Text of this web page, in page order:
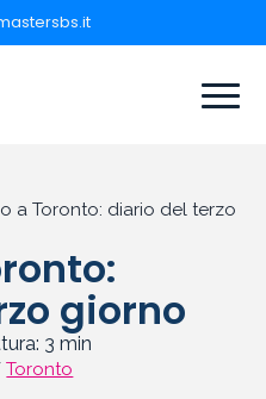
a Toronto: diario del terzo
giorno
3 min
Toronto